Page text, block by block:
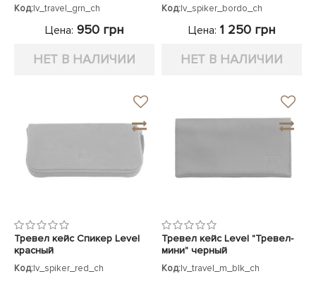
Код:lv_travel_grn_ch
Цена: 950 грн
НЕТ В НАЛИЧИИ
Код:lv_spiker_bordo_ch
Цена: 1 250 грн
НЕТ В НАЛИЧИИ
Тревел кейс Спикер Level
красный
Код:lv_spiker_red_ch
Тревел кейс Level "Тревел-
мини" черный
Код:lv_travel_m_blk_ch